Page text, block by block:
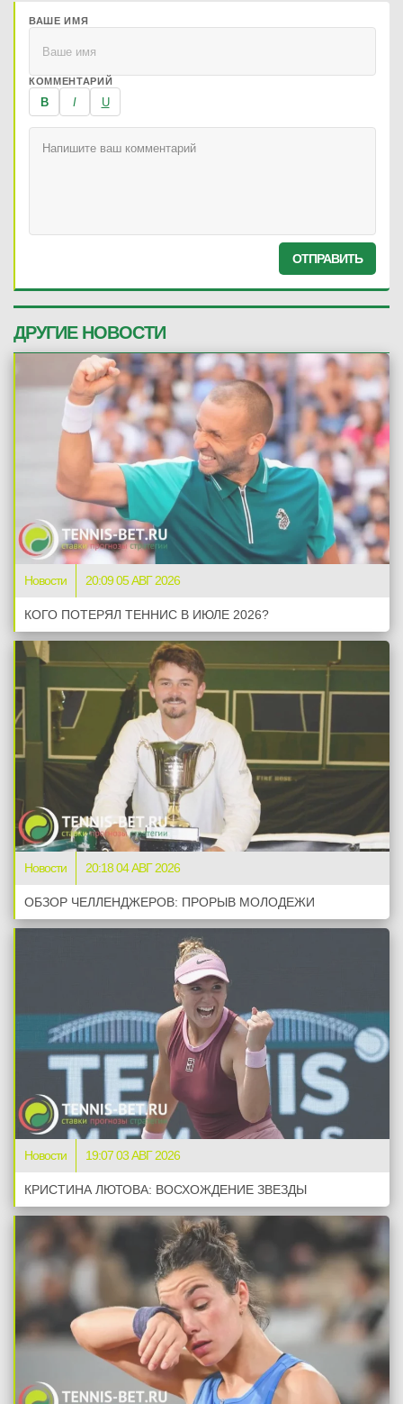
ВАШЕ ИМЯ
КОММЕНТАРИЙ
B I U
ОТПРАВИТЬ
ДРУГИЕ НОВОСТИ
Новости 20:09 05 АВГ 2026
КОГО ПОТЕРЯЛ ТЕННИС В ИЮЛЕ 2026?
Новости 20:18 04 АВГ 2026
ОБЗОР ЧЕЛЛЕНДЖЕРОВ: ПРОРЫВ МОЛОДЕЖИ
Новости 19:07 03 АВГ 2026
КРИСТИНА ЛЮТОВА: ВОСХОЖДЕНИЕ ЗВЕЗДЫ